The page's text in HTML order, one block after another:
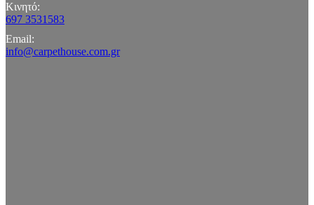
Κινητό:
697 3531583
Email:
info@carpethouse.com.gr